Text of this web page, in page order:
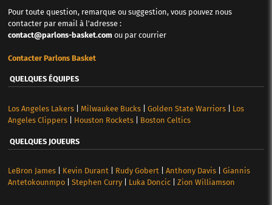
Pour toute question, remarque ou suggestion, vous pouvez nous
contacter par email à l'adresse :
contact@parlons-basket.com ou par courrier
Contacter Parlons Basket
QUELQUES ÉQUIPES
Los Angeles Lakers| Milwaukee Bucks| Golden State Warriors| Los
Angeles Clippers| Houston Rockets| Boston Celtics
QUELQUES JOUEURS
LeBron James| Kevin Durant| Rudy Gobert| Anthony Davis| Giannis
Antetokounmpo| Stephen Curry| Luka Doncic| Zion Williamson